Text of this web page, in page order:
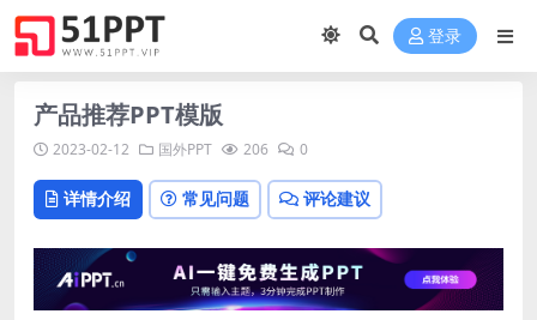
登录
产品推荐PPT模版
2023-02-12 国外PPT 206 0
详情介绍 常见问题 评论建议